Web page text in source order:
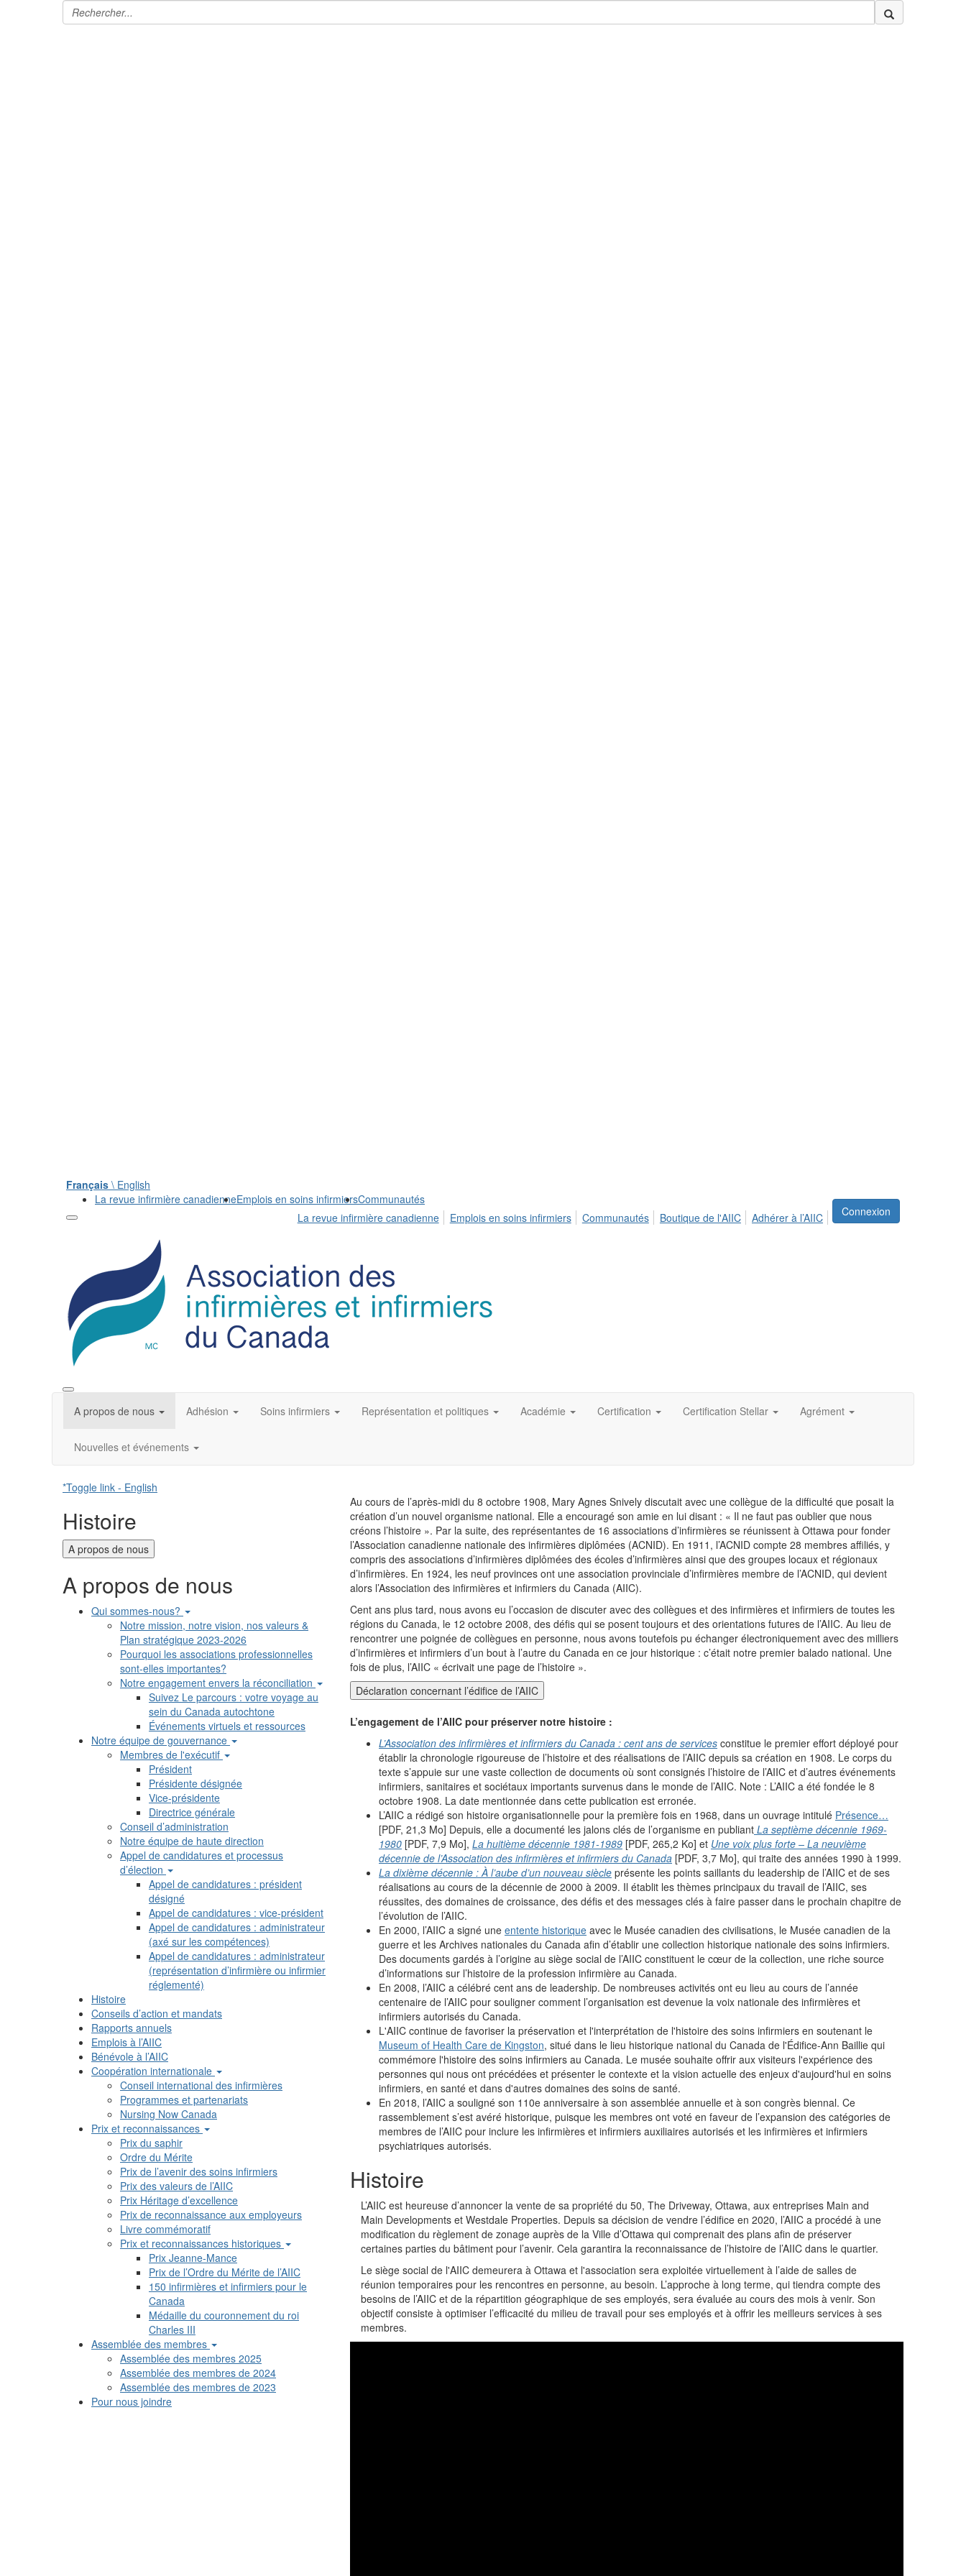
Français \ English
La revue infirmière canadienneEmplois en soins infirmiersCommunautés
Connexion
La revue infirmière canadienne Emplois en soins infirmiers Communautés Boutique de l'AIIC Adhérer à l’AIIC
A propos de nous Adhésion Soins infirmiers Représentation et politiques Académie Certification Certification Stellar Agrément
Nouvelles et événements
*Toggle link - English
Histoire
A propos de nous
A propos de nous
Qui sommes-nous?
Notre mission, notre vision, nos valeurs &
Plan stratégique 2023-2026
Pourquoi les associations professionnelles
sont-elles importantes?
Notre engagement envers la réconciliation
Suivez Le parcours : votre voyage au
sein du Canada autochtone
Événements virtuels et ressources
Notre équipe de gouvernance
Membres de l'exécutif
Président
Présidente désignée
Vice-présidente
Directrice générale
Conseil d’administration
Notre équipe de haute direction
Appel de candidatures et processus
d’élection
Appel de candidatures : président
désigné
Appel de candidatures : vice-président
Appel de candidatures : administrateur
(axé sur les compétences)
Appel de candidatures : administrateur
(représentation d’infirmière ou infirmier
réglementé)
Histoire
Conseils d’action et mandats
Rapports annuels
Emplois à l’AIIC
Bénévole à l’AIIC
Coopération internationale
Conseil international des infirmières
Programmes et partenariats
Nursing Now Canada
Prix et reconnaissances
Prix du saphir
Ordre du Mérite
Prix de l’avenir des soins infirmiers
Prix des valeurs de l’AIIC
Prix Héritage d’excellence
Prix de reconnaissance aux employeurs
Livre commémoratif
Prix et reconnaissances historiques
Prix Jeanne-Mance
Prix de l’Ordre du Mérite de l’AIIC
150 infirmières et infirmiers pour le
Canada
Médaille du couronnement du roi
Charles III
Assemblée des membres
Assemblée des membres 2025
Assemblée des membres de 2024
Assemblée des membres de 2023
Pour nous joindre
Au cours de l’après-midi du 8 octobre 1908, Mary Agnes Snively discutait avec une collègue de la difficulté que posait la
création d’un nouvel organisme national. Elle a encouragé son amie en lui disant : « Il ne faut pas oublier que nous
créons l’histoire ». Par la suite, des représentantes de 16 associations d’infirmières se réunissent à Ottawa pour fonder
l’Association canadienne nationale des infirmières diplômées (ACNID). En 1911, l’ACNID compte 28 membres affiliés, y
compris des associations d’infirmières diplômées des écoles d’infirmières ainsi que des groupes locaux et régionaux
d’infirmières. En 1924, les neuf provinces ont une association provinciale d’infirmières membre de l’ACNID, qui devient
alors l’Association des infirmières et infirmiers du Canada (AIIC).
Cent ans plus tard, nous avons eu l’occasion de discuter avec des collègues et des infirmières et infirmiers de toutes les
régions du Canada, le 12 octobre 2008, des défis qui se posent toujours et des orientations futures de l’AIIC. Au lieu de
rencontrer une poignée de collègues en personne, nous avons toutefois pu échanger électroniquement avec des milliers
d’infirmières et infirmiers d’un bout à l’autre du Canada en ce jour historique : c’était notre premier balado national. Une
fois de plus, l’AIIC « écrivait une page de l’histoire ».
Déclaration concernant l’édifice de l’AIIC
L’engagement de l’AIIC pour préserver notre histoire :
L’Association des infirmières et infirmiers du Canada : cent ans de services constitue le premier effort déployé pour
établir la chronologie rigoureuse de l’histoire et des réalisations de l’AIIC depuis sa création en 1908. Le corps du
texte s’appuie sur une vaste collection de documents où sont consignés l’histoire de l’AIIC et d’autres événements
infirmiers, sanitaires et sociétaux importants survenus dans le monde de l’AIIC. Note : L’AIIC a été fondée le 8
octobre 1908. La date mentionnée dans cette publication est erronée.
L’AIIC a rédigé son histoire organisationnelle pour la première fois en 1968, dans un ouvrage intitulé Présence…
[PDF, 21,3 Mo] Depuis, elle a documenté les jalons clés de l’organisme en publiant La septième décennie 1969-
1980 [PDF, 7,9 Mo], La huitième décennie 1981-1989 [PDF, 265,2 Ko] et Une voix plus forte – La neuvième
décennie de l’Association des infirmières et infirmiers du Canada [PDF, 3,7 Mo], qui traite des années 1990 à 1999.
La dixième décennie : À l’aube d’un nouveau siècle présente les points saillants du leadership de l’AIIC et de ses
réalisations au cours de la décennie de 2000 à 2009. Il établit les thèmes principaux du travail de l’AIIC, ses
réussites, des domaines de croissance, des défis et des messages clés à faire passer dans le prochain chapitre de
l’évolution de l’AIIC.
En 2000, l’AIIC a signé une entente historique avec le Musée canadien des civilisations, le Musée canadien de la
guerre et les Archives nationales du Canada afin d’établir une collection historique nationale des soins infirmiers.
Des documents gardés à l’origine au siège social de l’AIIC constituent le cœur de la collection, une riche source
d’informations sur l’histoire de la profession infirmière au Canada.
En 2008, l’AIIC a célébré cent ans de leadership. De nombreuses activités ont eu lieu au cours de l’année
centenaire de l’AIIC pour souligner comment l’organisation est devenue la voix nationale des infirmières et
infirmiers autorisés du Canada.
L'AIIC continue de favoriser la préservation et l'interprétation de l'histoire des soins infirmiers en soutenant le
Museum of Health Care de Kingston, situé dans le lieu historique national du Canada de l'Édifice-Ann Baillie qui
commémore l'histoire des soins infirmiers au Canada. Le musée souhaite offrir aux visiteurs l'expérience des
personnes qui nous ont précédées et présenter le contexte et la vision actuelle des enjeux d'aujourd'hui en soins
infirmiers, en santé et dans d'autres domaines des soins de santé.
En 2018, l’AIIC a souligné son 110e anniversaire à son assemblée annuelle et à son congrès biennal. Ce
rassemblement s’est avéré historique, puisque les membres ont voté en faveur de l’expansion des catégories de
membres de l’AIIC pour inclure les infirmières et infirmiers auxiliaires autorisés et les infirmières et infirmiers
psychiatriques autorisés.
Histoire
L’AIIC est heureuse d’annoncer la vente de sa propriété du 50, The Driveway, Ottawa, aux entreprises Main and
Main Developments et Westdale Properties. Depuis sa décision de vendre l’édifice en 2020, l’AIIC a procédé à une
modification du règlement de zonage auprès de la Ville d’Ottawa qui comprenait des plans afin de préserver
certaines parties du bâtiment pour l’avenir. Cela garantira la reconnaissance de l’histoire de l’AIIC dans le quartier.
Le siège social de l'AIIC demeurera à Ottawa et l'association sera exploitée virtuellement à l’aide de salles de
réunion temporaires pour les rencontres en personne, au besoin. L’approche à long terme, qui tiendra compte des
besoins de l’AIIC et de la répartition géographique de ses employés, sera évaluée au cours des mois à venir. Son
objectif consiste à optimiser l’efficacité du milieu de travail pour ses employés et à offrir les meilleurs services à ses
membres.